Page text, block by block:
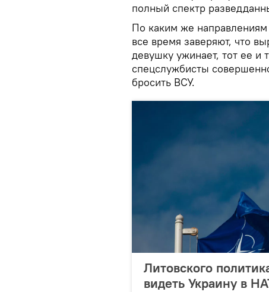
полный спектр
По каким же
все время заверяют, что
девушку ужинает, тот ее и
спецслужбисты
бросить ВСУ.
Литовского
видеть Украину в